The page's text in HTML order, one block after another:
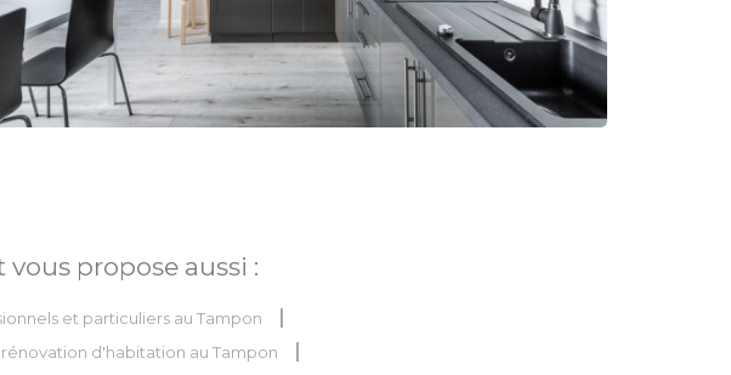
propose aussi :
et particuliers au Tampon
d'habitation au Tampon